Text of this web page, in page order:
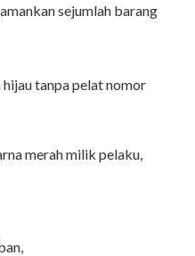
sejumlah barang
hijau tanpa pelat nomor
merah milik pelaku,